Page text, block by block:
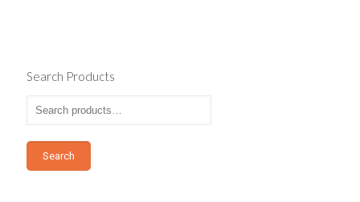
Search Products
Search